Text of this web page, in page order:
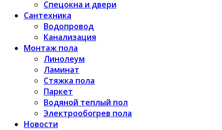
Спецокна и двери
Сантехника
Водопровод
Канализация
Монтаж пола
Линолеум
Ламинат
Стяжка пола
Паркет
Водяной теплый пол
Электрообогрев пола
Новости